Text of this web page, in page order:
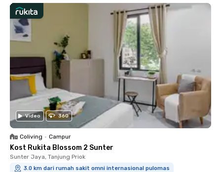
Video 360
Coliving • Campur
Kost Rukita Blossom 2 Sunter
Sunter Jaya, Tanjung Priok
3.0 km dari rumah sakit omni internasional pulomas